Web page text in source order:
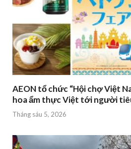
AEON tổ chức “Hội chợ Việt
hoa ẩm thực Việt tới người
Tháng sáu 5, 2026